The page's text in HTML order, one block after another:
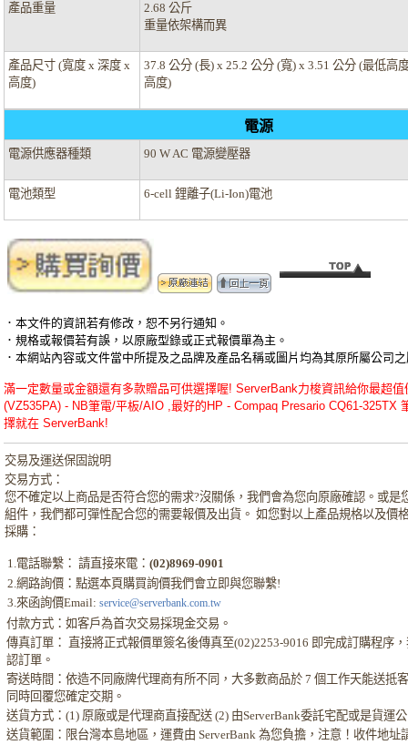
產品重量
2.68 公斤
重量依架構而異
產品尺寸 (寬度 x 深度 x
高度)
37.8 公分 (長) x 25.2 公分 (寬) x 3.51 公分 (最低高
高度)
電源
電源供應器種類 90 W AC 電源變壓器
電池類型 6-cell 鋰離子(Li-Ion)電池
．本文件的資訊若有修改，恕不另行通知。
．規格或報價若有誤，以原廠型錄或正式報價單為主。
．本網站內容或文件當中所提及之品牌及產品名稱或圖片均為其原所屬公司
滿一定數量或金額還有多款贈品可供選擇喔! ServerBank力梭資訊給你最超
(VZ535PA) - NB筆電/平板/AIO ,最好的HP - Compaq Presario CQ61-325TX
擇就在 ServerBank!
交易及運送保固說明
交易方式：
您不確定以上商品是否符合您的需求?沒關係，我們會為您向原廠確認。或是
組件，我們都可彈性配合您的需要報價及出貨。 如您對以上產品規格以及價
採購：
1.電話聯繫： 請直接來電：(02)8969-0901
2.網路詢價：點選本頁購買詢價我們會立即與您聯繫!
3.來函詢價Email: service@serverbank.com.tw
付款方式：如客戶為首次交易採現金交易。
傳真訂單： 直接將正式報價單簽名後傳真至(02)2253-9016 即完成訂購程序
認訂單。
寄送時間：依造不同廠牌代理商有所不同，大多數商品於 7 個工作天能送抵
同時回覆您確定交期。
送貨方式：(1) 原廠或是代理商直接配送 (2) 由ServerBank委託宅配或是貨運
送貨範圍：限台灣本島地區，運費由 ServerBank 為您負擔，注意！收件地址